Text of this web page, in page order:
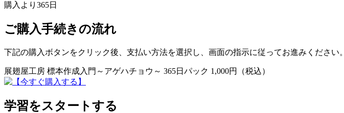
購入より365日
ご購入手続きの流れ
下記の購入ボタンをクリック後、支払い方法を選択し、画面の指示に従ってお進みください。
展翅屋工房 標本作成入門～アゲハチョウ～ 365日パック 1,000円（税込）
学習をスタートする